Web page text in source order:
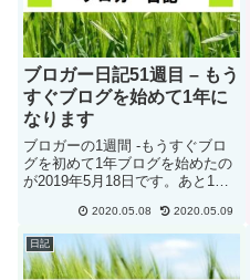
ブロガー日記51週目 – もう
すぐブログを始めて1年に
なります
ブロガーの1週間 -もうすぐブロ
グを初めて1年ブログを始めたの
が2019年5月18日です。あと1週
休まず毎日更新しています。あと
1週間続ければ、365日続けてい
ることになります。来週、改めて
ブログを始めて1年経...
2020.05.08 2020.05.09
日記